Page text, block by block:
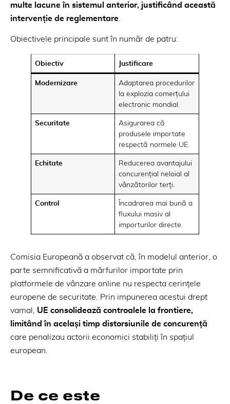
multe lacune în sistemul anterior, justificând această
intervenție de reglementare
Obiectivele principale sunt în număr de patru:
Obiectiv Justificare
Modernizare
Adaptarea procedurilor
la explozia comerțului
electronic mondial.
Securitate
Asigurarea că
produsele importate
respectă normele UE.
Echitate
Reducerea avantajului
concurențial neloial al
vânzătorilor terți.
Control
Încadrarea mai bună a
fluxului masiv al
importurilor directe.
Comisia Europeană a observat că, în modelul anterior, o
parte semnificativă a mărfurilor importate prin
platformele de vânzare online nu respecta cerințele
europene de securitate. Prin impunerea acestui drept
vamal, UE consolidează controalele la frontiere,
limitând în același timp distorsiunile de concurență
care penalizau actorii economici stabiliți în spațiul
european.
De ce este